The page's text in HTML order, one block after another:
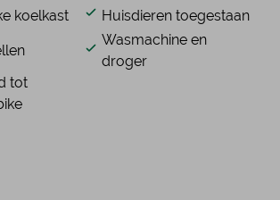
koelkast Huisdieren toegestaan
Wasmachine en
droger
tot